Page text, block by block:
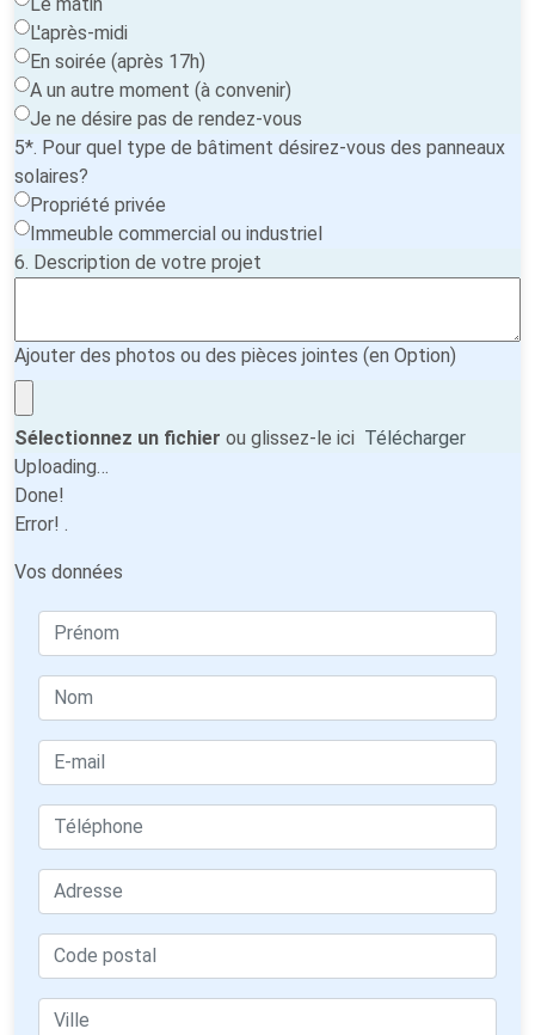
L'après-midi
En soirée (après 17h)
A un autre moment (à convenir)
Je ne désire pas de rendez-vous
5*. Pour quel type de bâtiment désirez-vous des panneaux
solaires?
Propriété privée
Immeuble commercial ou industriel
6. Description de votre projet
Ajouter des photos ou des pièces jointes (en Option)
Sélectionnez un fichier ou glissez-le ici Télécharger
Uploading…
Done!
Error! .
Vos données